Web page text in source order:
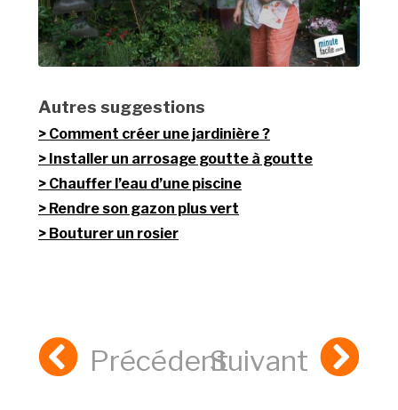
Autres suggestions
Comment créer une jardinière ?
Installer un arrosage goutte à goutte
Chauffer l’eau d’une piscine
Rendre son gazon plus vert
Bouturer un rosier
PrécédentSuivant